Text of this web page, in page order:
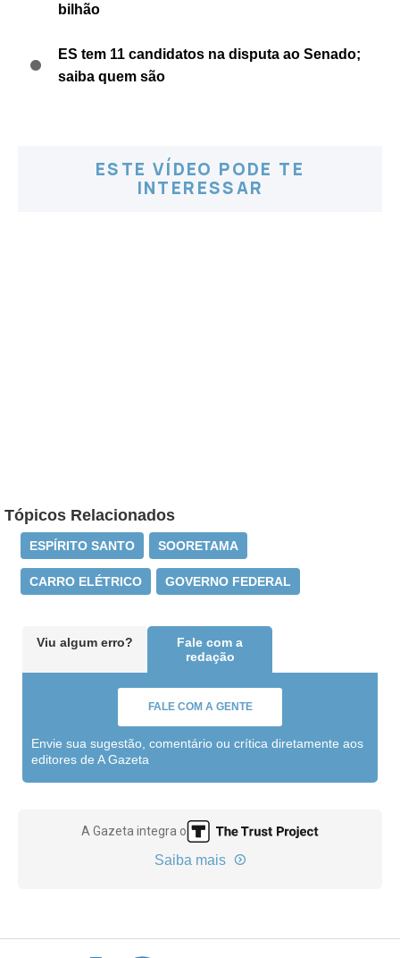
bilhão
ES tem 11 candidatos na disputa ao Senado;
saiba quem são
ESTE VÍDEO PODE TE
INTERESSAR
Tópicos Relacionados
ESPÍRITO SANTO SOORETAMA
CARRO ELÉTRICO GOVERNO FEDERAL
Viu algum erro?
Fale com a
redação
FALE COM A GENTE
Envie sua sugestão, comentário ou crítica diretamente aos
editores de A Gazeta
A Gazeta integra o
Saiba mais